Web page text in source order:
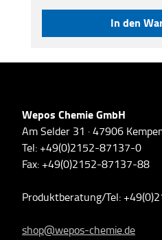
werden bevor sie in die
In den
Wepos Chemie GmbH
Am Selder 31 · 47906
Tel: +49(0)2152-87137-0
Fax: +49(0)2152-87137-88
Produktberatung/Tel:
shop@wepos-chemie.de